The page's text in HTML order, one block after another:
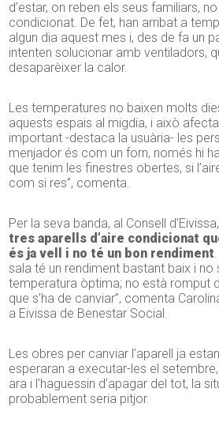
d’estar, on reben els seus familiars,
condicionat. De fet, han arribat a
algun dia aquest mes i, des de fa un
intenten solucionar amb ventiladors,
desaparèixer la calor.
Les temperatures no baixen molts
aquests espais al migdia, i això
important -destaca la usuària- les
menjador és com un forn, només hi
que tenim les finestres obertes, si
com si res”, comenta.
Per la seva banda, al Consell
tres aparells d’aire condicionat
és ja vell i no té un bon rendiment
sala té un rendiment bastant baix i no
temperatura òptima; no està romput
que s’ha de canviar”, comenta
a Eivissa de Benestar Social.
Les obres per canviar l’aparell ja
esperaran a executar-les el
ara i l’haguessin d’apagar del tot, la
probablement seria pitjor.